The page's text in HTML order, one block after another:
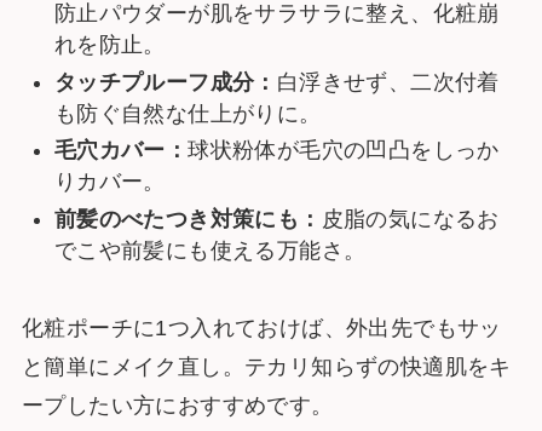
防止パウダーが肌をサラサラに整え、化粧崩
れを防止。
タッチプルーフ成分： 白浮きせず、二次付着
も防ぐ自然な仕上がりに。
毛穴カバー：球状粉体が毛穴の凹凸をしっか
りカバー。
前髪のべたつき対策にも： 皮脂の気になるお
でこや前髪にも使える万能さ。
化粧ポーチに1つ入れておけば、外出先でもサッ
と簡単にメイク直し。テカリ知らずの快適肌をキ
ープしたい方におすすめです。